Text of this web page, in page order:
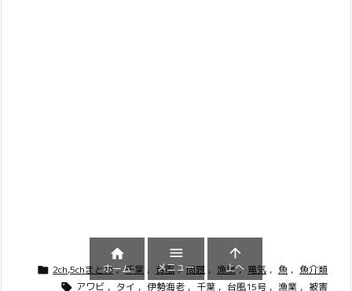
 2ch,5chまとめ , 千葉 , 台風 , 問題 , 漁業 , 電気 , 魚 , 魚介類
 アワビ , タイ , 伊勢海老 , 千葉 , 台風15号 , 漁業 , 被害

ホーム

メニュー

上へ